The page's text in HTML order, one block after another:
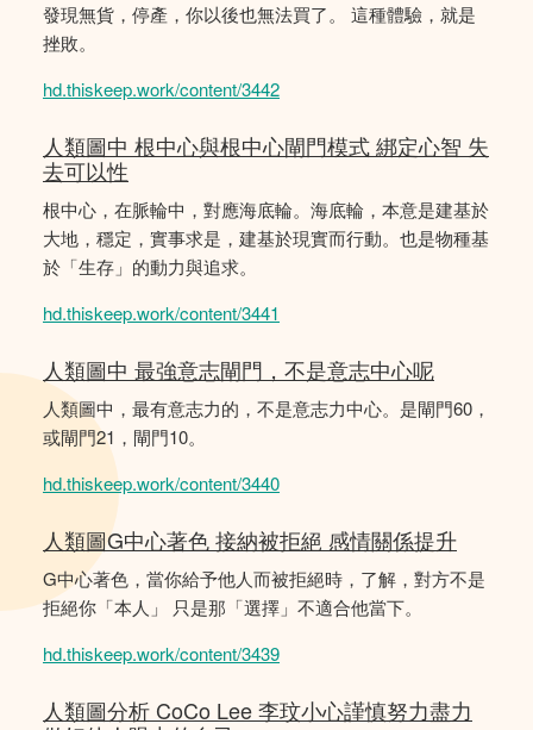
發現無貨，停產，你以後也無法買了。 這種體驗，就是
挫敗。
hd.thiskeep.work/content/3442
人類圖中 根中心與根中心閘門模式 綁定心智 失
去可以性
根中心，在脈輪中，對應海底輪。海底輪，本意是建基於
大地，穩定，實事求是，建基於現實而行動。也是物種基
於「生存」的動力與追求。
hd.thiskeep.work/content/3441
人類圖中 最強意志閘門，不是意志中心呢
人類圖中，最有意志力的，不是意志力中心。是閘門60，
或閘門21，閘門10。
hd.thiskeep.work/content/3440
人類圖G中心著色 接納被拒絕 感情關係提升
G中心著色，當你給予他人而被拒絕時，了解，對方不是
拒絕你「本人」 只是那「選擇」不適合他當下。
hd.thiskeep.work/content/3439
人類圖分析 CoCo Lee 李玟小心謹慎努力盡力